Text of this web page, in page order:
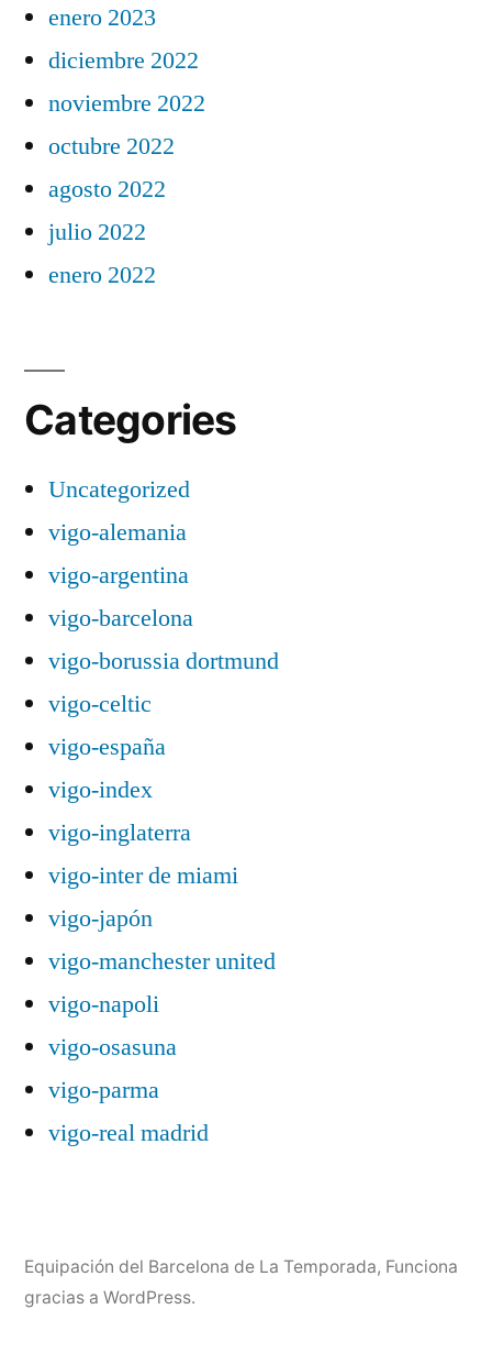
enero 2023
diciembre 2022
noviembre 2022
octubre 2022
agosto 2022
julio 2022
enero 2022
Categories
Uncategorized
vigo-alemania
vigo-argentina
vigo-barcelona
vigo-borussia dortmund
vigo-celtic
vigo-españa
vigo-index
vigo-inglaterra
vigo-inter de miami
vigo-japón
vigo-manchester united
vigo-napoli
vigo-osasuna
vigo-parma
vigo-real madrid
Equipación del Barcelona de La Temporada, Funciona
gracias a WordPress.